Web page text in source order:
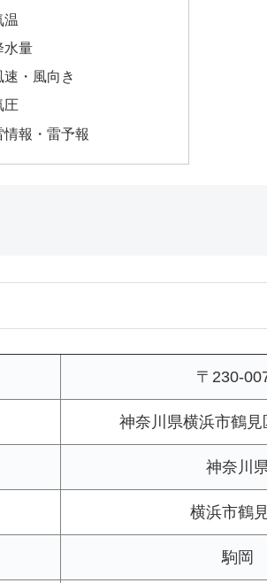
温
水量
速・風向き
圧
情報・雷予報
〒230-
神奈川県横浜市鶴
神奈川
横浜市鶴
駒岡